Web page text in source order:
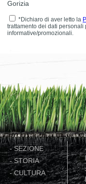
Gorizia
*Dichiaro di aver letto la
trattamento dei dati personali
informative/promozionali.
-SEZIONE
-STORIA
-CULTURA